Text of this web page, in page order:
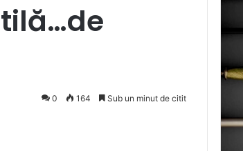
0 164 Sub un minut de citit